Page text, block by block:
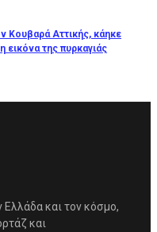
Κουβαρά Αττικής, κάηκε
της πυρκαγιάς
Ελλάδα και τον κόσμο,
και